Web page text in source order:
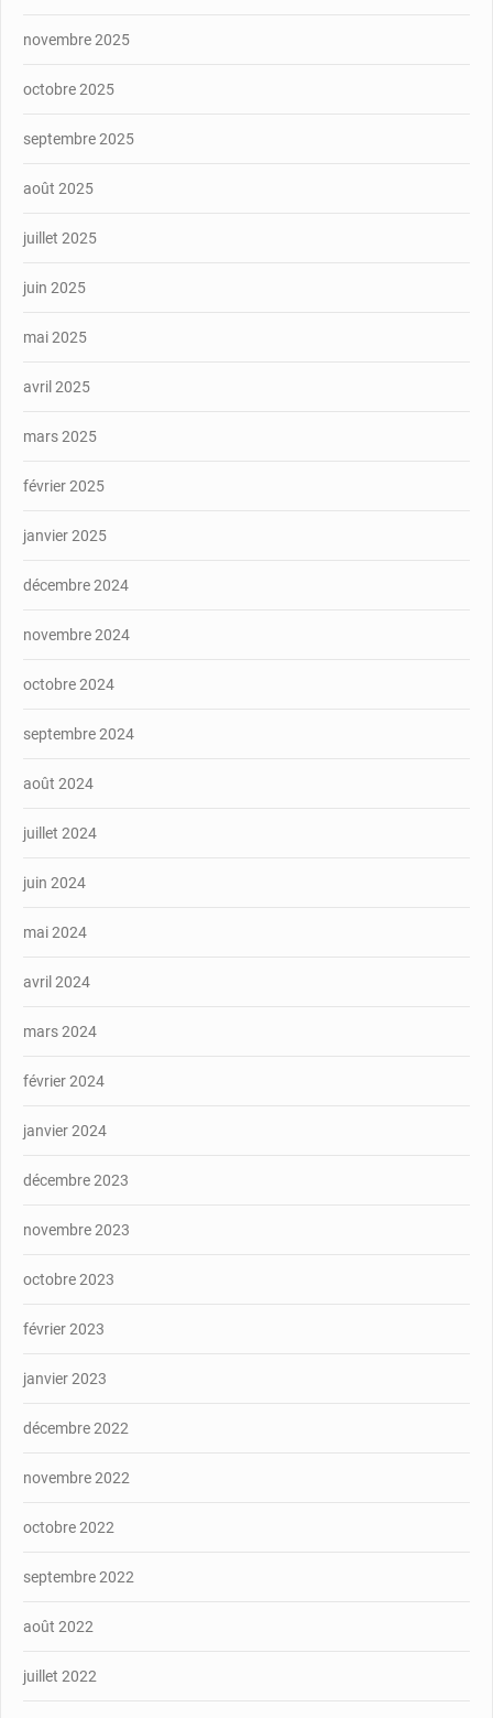
novembre 2025
octobre 2025
septembre 2025
août 2025
juillet 2025
juin 2025
mai 2025
avril 2025
mars 2025
février 2025
janvier 2025
décembre 2024
novembre 2024
octobre 2024
septembre 2024
août 2024
juillet 2024
juin 2024
mai 2024
avril 2024
mars 2024
février 2024
janvier 2024
décembre 2023
novembre 2023
octobre 2023
février 2023
janvier 2023
décembre 2022
novembre 2022
octobre 2022
septembre 2022
août 2022
juillet 2022